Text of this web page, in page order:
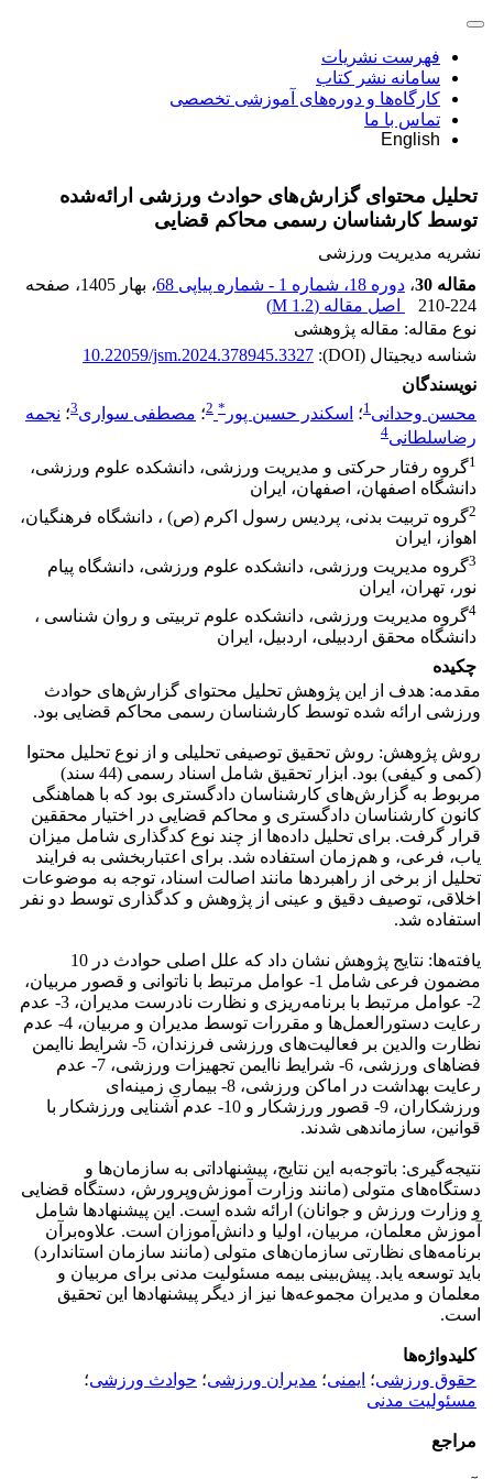
فهرست نشریات
سامانه نشر کتاب
کارگاه‌ها و دوره‌های آموزشی تخصصی
تماس با ما
English
تحلیل محتوای گزارش‌های حوادث ورزشی ارائه‌شده
توسط کارشناسان رسمی محاکم قضایی
نشریه مدیریت ورزشی
مقاله 30
، دوره 18، شماره 1 - شماره پیاپی 68 ، بهار 1405
، صفحه
210-224
اصل مقاله (1.2 M
)
نوع مقاله: مقاله پژوهشی
شناسه دیجیتال (DOI):
10.22059/jsm.2024.378945.3327
نویسندگان
محسن وحدانی1؛ اسکندر حسین پور *
2؛ مصطفی سواری3؛ نجمه
رضاسلطانی4
1گروه رفتار حرکتی و مدیریت ورزشی، دانشکده علوم ورزشی،
دانشگاه اصفهان، اصفهان، ایران
2گروه تربیت بدنی، پردیس رسول اکرم (ص) ، دانشگاه فرهنگیان،
اهواز، ایران
3گروه مدیریت ورزشی، دانشکده علوم ورزشی، دانشگاه پیام
نور، تهران، ایران
4گروه مدیریت ورزشی، دانشکده علوم تربیتی و روان شناسی ،
دانشگاه محقق اردبیلی، اردبیل، ایران
چکیده
مقدمه: هدف از این پژوهش تحلیل محتوای گزارش‌های حوادث
ورزشی ارائه شده توسط کارشناسان رسمی محاکم قضایی بود.
روش پژوهش: روش تحقیق توصیفی تحلیلی و از نوع تحلیل محتوا
(کمی و کیفی) بود. ابزار تحقیق شامل اسناد رسمی (44 سند)
مربوط به گزارش‌های کارشناسان دادگستری بود که با هماهنگی
کانون کارشناسان دادگستری و محاکم قضایی در اختیار محققین
قرار گرفت. برای تحلیل داده‌ها از چند نوع کدگذاری شامل میزان
یاب، فرعی، و هم‌زمان استفاده شد. برای اعتباربخشی به فرایند
تحلیل از برخی از راهبردها مانند اصالت اسناد، توجه به موضوعات
اخلاقی، توصیف دقیق و عینی از پژوهش و کدگذاری توسط دو نفر
استفاده شد.
یافته‌ها: نتایج پژوهش نشان داد که علل اصلی حوادث در 10
مضمون فرعی شامل 1- عوامل مرتبط با ناتوانی و قصور مربیان،
2- عوامل مرتبط با برنامه‌ریزی و نظارت نادرست مدیران، 3- عدم
رعایت دستورالعمل‌ها و مقررات توسط مدیران و مربیان، 4- عدم
نظارت والدین بر فعالیت‌های ورزشی فرزندان، 5- شرایط ناایمن
فضاهای ورزشی، 6- شرایط ناایمن تجهیزات ورزشی، 7- عدم
رعایت بهداشت در اماکن ورزشی، 8- بیماری زمینه‌ای
ورزشکاران، 9- قصور ورزشکار و 10- عدم آشنایی ورزشکار با
قوانین، سازماندهی شدند.
نتیجه‌گیری: باتوجه‌به این نتایج، پیشنهاداتی به سازمان‌ها و
دستگاه‌های متولی (مانند وزارت آموزش‌وپرورش، دستگاه قضایی
و وزارت ورزش و جوانان) ارائه شده است. این پیشنهادها شامل
آموزش معلمان، مربیان، اولیا و دانش‌آموزان است. علاوه‌برآن
برنامه‌های نظارتی سازمان‌های متولی (مانند سازمان استاندارد)
باید توسعه یابد. پیش‌بینی بیمه مسئولیت مدنی برای مربیان و
معلمان و مدیران مجموعه‌ها نیز از دیگر پیشنهادها این تحقیق
است.
کلیدواژه‌ها
حقوق ورزشی؛ ایمنی؛ مدیران ورزشی؛ حوادث ورزشی؛
مسئولیت مدنی
مراجع